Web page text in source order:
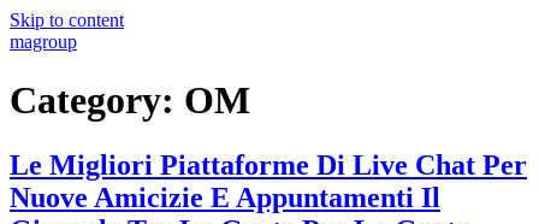
Skip to content
magroup
Category: OM
Le Migliori Piattaforme Di Live Chat Per
Nuove Amicizie E Appuntamenti Il